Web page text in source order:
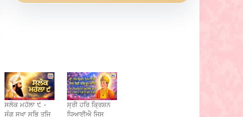
ਸਲੋਕ ਮਹੱਲਾ ੯ -
ਸੰਗ ਸਖਾ ਸਭਿ ਤਜਿ
ਸ੍ਰੀ ਹਰਿ ਕ੍ਰਿਸ਼ਨ
ਧਿਆਈਐ ਜਿਸ